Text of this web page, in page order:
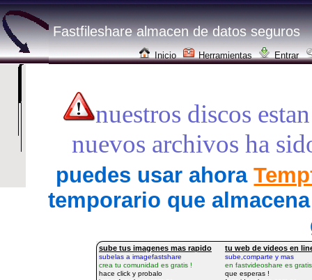
Inicio Herramientas Entrar
Fastfileshare almacen de datos seguros
nuestros discos
nuevos archivos ha
puedes usar ahora
temporario que